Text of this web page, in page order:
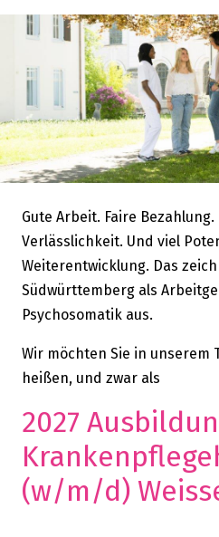
Gute Arbeit. Faire
Verlässlichkeit. Und viel
Weiterentwicklung. Das
Südwürttemberg als
Psychosomatik aus.
Wir möchten Sie in unserem
heißen, und zwar als
2027
(w/m/d)